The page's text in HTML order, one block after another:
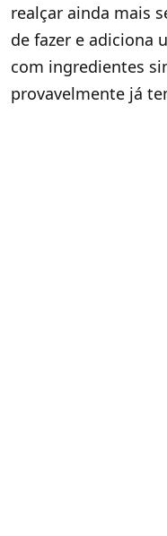
realçar ainda mais
de fazer e adiciona
com ingredientes
provavelmente já